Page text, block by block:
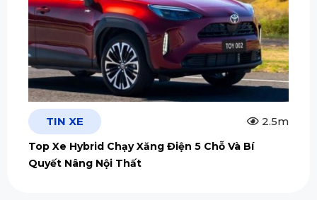
TIN XE 2.5m
Top Xe Hybrid Chạy Xăng Điện 5 Chỗ Và Bí
Quyết Nâng Nội Thất